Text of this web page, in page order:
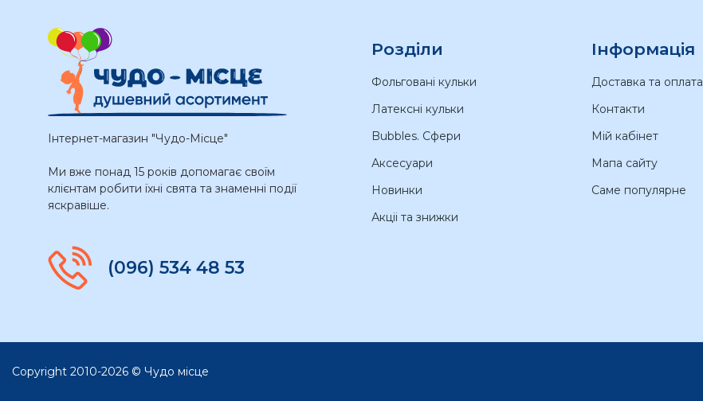
Інтернет-магазин "Чудо-Місце"
Ми вже понад 15 років допомагає своїм
клієнтам робити їхні свята та знаменні події
яскравіше.
(096) 534 48 53
Розділи
Фольговані кульки
Латексні кульки
Bubbles. Сфери
Аксесуари
Новинки
Акціі та знижки
Інформація
Доставка та оплата
Контакти
Мій кабінет
Мапа сайту
Саме популярне
Copyright 2010-2026 © Чудо місце